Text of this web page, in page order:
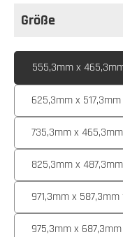
Größe
Größeauswählen
555,3mm x
625,3mm x
735,3mm x
825,3mm x
971,3mm x
975,3mm x